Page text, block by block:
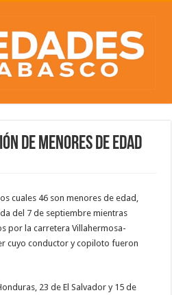
de menores de edad
cuales 46 son menores de edad,
del 7 de septiembre mientras
por la carretera Villahermosa-
cuyo conductor y copiloto fueron
23 de El Salvador y 15 de